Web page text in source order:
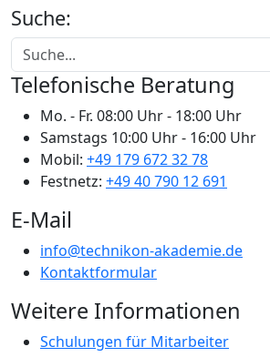
Suche:
Telefonische Beratung
Mo. - Fr. 08:00 Uhr - 18:00 Uhr
Samstags 10:00 Uhr - 16:00 Uhr
Mobil: +49 179 672 32 78
Festnetz: +49 40 790 12 691
E-Mail
info@technikon-akademie.de
Kontaktformular
Weitere Informationen
Schulungen für Mitarbeiter